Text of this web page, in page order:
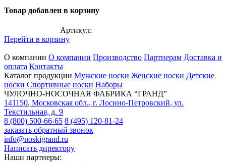
Товар добавлен в корзину
Артикул:
Перейти в корзину
О компании О компании Производство Партнерам Доставка и
оплата Контакты
Каталог продукции Мужские носки Женские носки Детские
носки Спортивные носки Наборы
ЧУЛОЧНО-НОСОЧНАЯ ФАБРИКА “ГРАНД”
141150, Московская обл., г. Лосино-Петровский, ул.
Текстильная, д. 9
8 (800) 500-66-65 8 (495) 120-81-24
заказать обратный звонок
info@noskigrand.ru
Написать директору
Наши партнеры: